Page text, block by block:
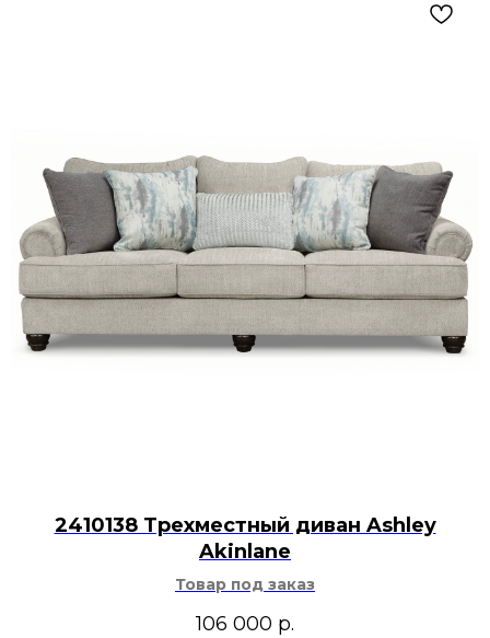
2410138 Трехместный диван Ashley
Akinlane
Товар под заказ
106 000 р.